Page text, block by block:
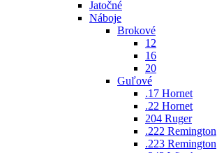
Jatočné
Náboje
Brokové
12
16
20
Guľové
.17 Hornet
.22 Hornet
204 Ruger
.222 Remington
.223 Remington